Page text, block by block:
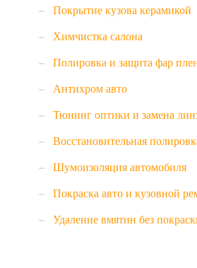
Покрытие кузова керамикой
Химчистка салона
Полировка и защита фар
Антихром авто
Тюнинг оптики и замена
Восстановительная
Шумоизоляция автомобиля
Покраска авто и кузовной
Удаление вмятин без